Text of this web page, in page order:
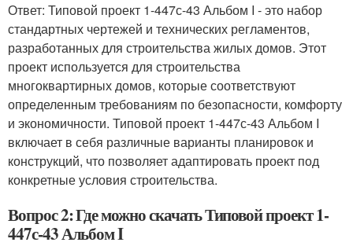
Ответ: Типовой проект 1-447с-43 Альбом I - это набор
стандартных чертежей и технических регламентов,
разработанных для строительства жилых домов. Этот
проект используется для строительства
многоквартирных домов, которые соответствуют
определенным требованиям по безопасности, комфорту
и экономичности. Типовой проект 1-447с-43 Альбом I
включает в себя различные варианты планировок и
конструкций, что позволяет адаптировать проект под
конкретные условия строительства.
Вопрос 2: Где можно скачать Типовой проект 1-
447с-43 Альбом I